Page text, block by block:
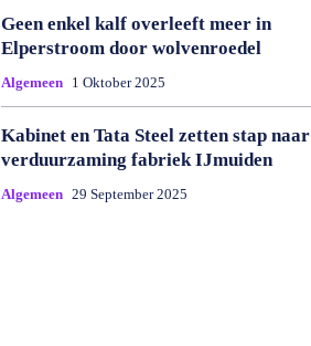
Geen enkel kalf overleeft meer in
Elperstroom door wolvenroedel
Algemeen 1 Oktober 2025
Kabinet en Tata Steel zetten stap naar
verduurzaming fabriek IJmuiden
Algemeen 29 September 2025